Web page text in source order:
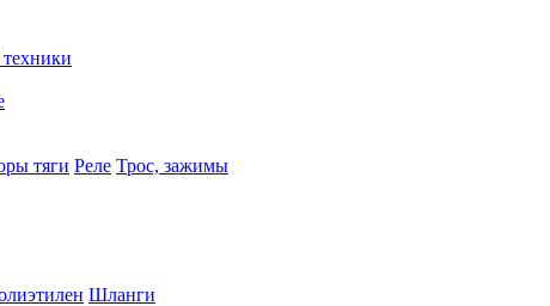
тяги Реле Трос, зажимы
Шланги